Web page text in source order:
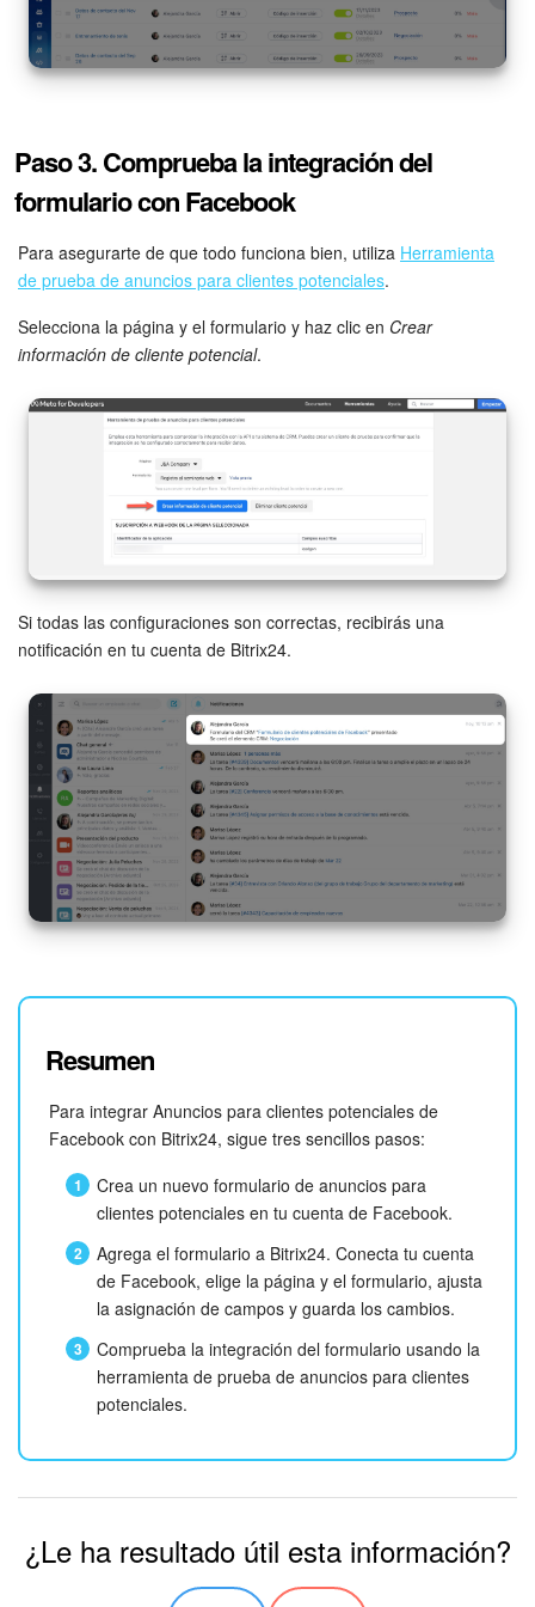
¡Listo! En el momento de conexión, podrás seleccionar
formularios de otra página de Facebook.
Paso 3. Comprueba la integración del
formulario con Facebook
Para asegurarte de que todo funciona bien, utiliza Herramienta
de prueba de anuncios para clientes potenciales.
Selecciona la página y el formulario y haz clic en Crear
información de cliente potencial.
Si todas las configuraciones son correctas, recibirás una
notificación en tu cuenta de Bitrix24.
Resumen
Para integrar Anuncios para clientes potenciales de
Facebook con Bitrix24, sigue tres sencillos pasos:
Crea un nuevo formulario de anuncios para
clientes potenciales en tu cuenta de Facebook.
Agrega el formulario a Bitrix24. Conecta tu cuenta
de Facebook, elige la página y el formulario, ajusta
la asignación de campos y guarda los cambios.
Comprueba la integración del formulario usando la
herramienta de prueba de anuncios para clientes
potenciales.
¿Le ha resultado útil esta información?